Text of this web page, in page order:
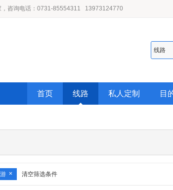
，咨询电话：0731-85554311 13973124770
线路
首页 线路 私人定制 目
清空筛选条件